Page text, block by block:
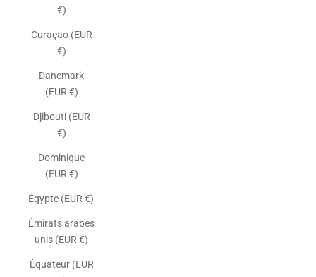
€)
Curaçao (EUR
€)
Danemark
(EUR €)
Djibouti (EUR
€)
Dominique
(EUR €)
Égypte (EUR €)
Émirats arabes
unis (EUR €)
Équateur (EUR